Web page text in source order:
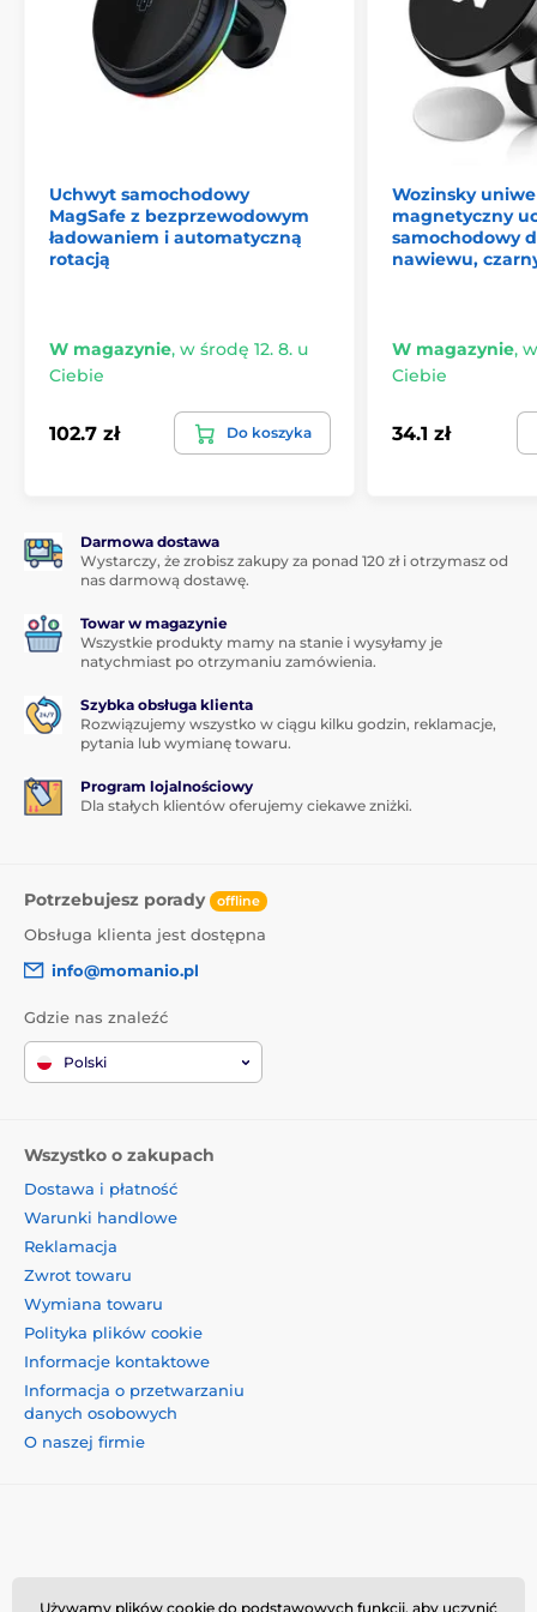
Uchwyt samochodowy
MagSafe z bezprzewodowym
ładowaniem i automatyczną
rotacją
W magazynie, w środę 12. 8. u
Ciebie
102.7 zł Do koszyka
Wozinsky
magnetyczny
samochodowy
nawiewu,
W magazynie,
Ciebie
34.1 zł
Darmowa dostawa
Wystarczy, że zrobisz zakupy za ponad 120 zł i otrzymasz od
nas darmową dostawę.
Towar w magazynie
Wszystkie produkty mamy na stanie i wysyłamy je
natychmiast po otrzymaniu zamówienia.
Szybka obsługa klienta
Rozwiązujemy wszystko w ciągu kilku godzin, reklamacje,
pytania lub wymianę towaru.
Program lojalnościowy
Dla stałych klientów oferujemy ciekawe zniżki.
Potrzebujesz porady offline
Obsługa klienta jest dostępna
info@momanio.pl
Gdzie nas znaleźć
Polski
Wszystko o zakupach
Dostawa i płatność
Warunki handlowe
Reklamacja
Zwrot towaru
Wymiana towaru
Polityka plików cookie
Informacje kontaktowe
Informacja o przetwarzaniu
danych osobowych
O naszej firmie
Używamy plików cookie do podstawowych funkcji, aby uczynić